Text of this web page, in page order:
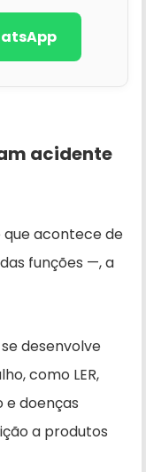
acidente
acontece de
funções —, a
desenvolve
como LER,
e doenças
a produtos